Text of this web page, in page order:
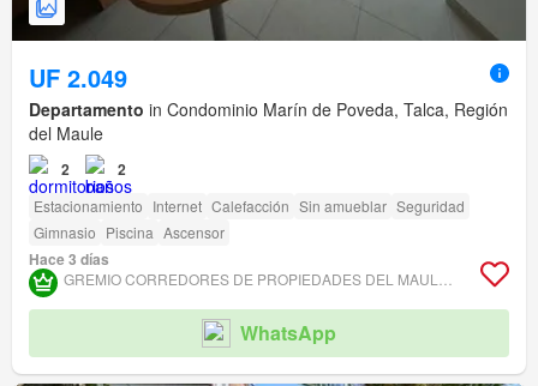
UF 2.049
Departamento in Condominio Marín de Poveda, Talca, Región
del Maule
2 2
Estacionamiento Internet Calefacción Sin amueblar Seguridad
Gimnasio Piscina Ascensor
Hace 3 días
WhatsApp